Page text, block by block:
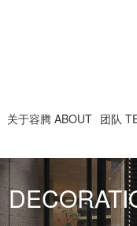
关于容腾 ABOUT 团队